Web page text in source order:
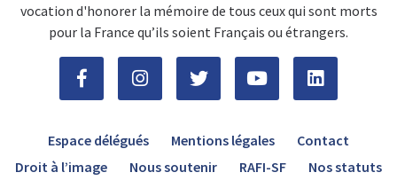
vocation d'honorer la mémoire de tous ceux qui sont morts
pour la France qu’ils soient Français ou étrangers.
Espace délégués Mentions légales
Contact
Droit à l’image
Nous soutenir RAFI-SF Nos statuts